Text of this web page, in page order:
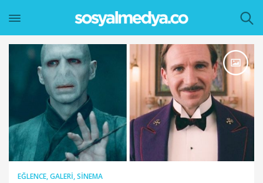
EĞLENCE,GALERI,SINEMA